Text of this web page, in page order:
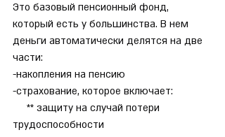
Это базовый пенсионный фонд,
который есть у большинства. В нем
деньги автоматически делятся на две
части:
-накопления на пенсию
-страхование, которое включает:
трудоспособности